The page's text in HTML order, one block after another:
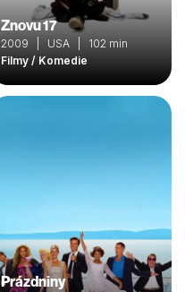
Znovu 17
2009 | USA | 102 min
Filmy / Komedie
Prázdniny